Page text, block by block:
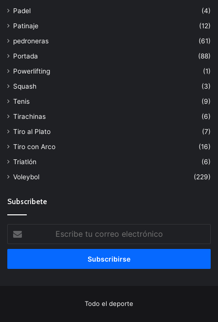
Padel
(4)
Patinaje
(12)
pedroneras
(61)
Portada
(88)
Powerlifting
(1)
Squash
(3)
Tenis
(9)
Tirachinas
(6)
Tiro al Plato
(7)
Tiro con Arco
(16)
Triatlón
(6)
Voleybol
(229)
Subscribete
tu
correo
Todo el deporte